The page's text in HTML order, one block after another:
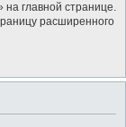
главной странице.
расширенного